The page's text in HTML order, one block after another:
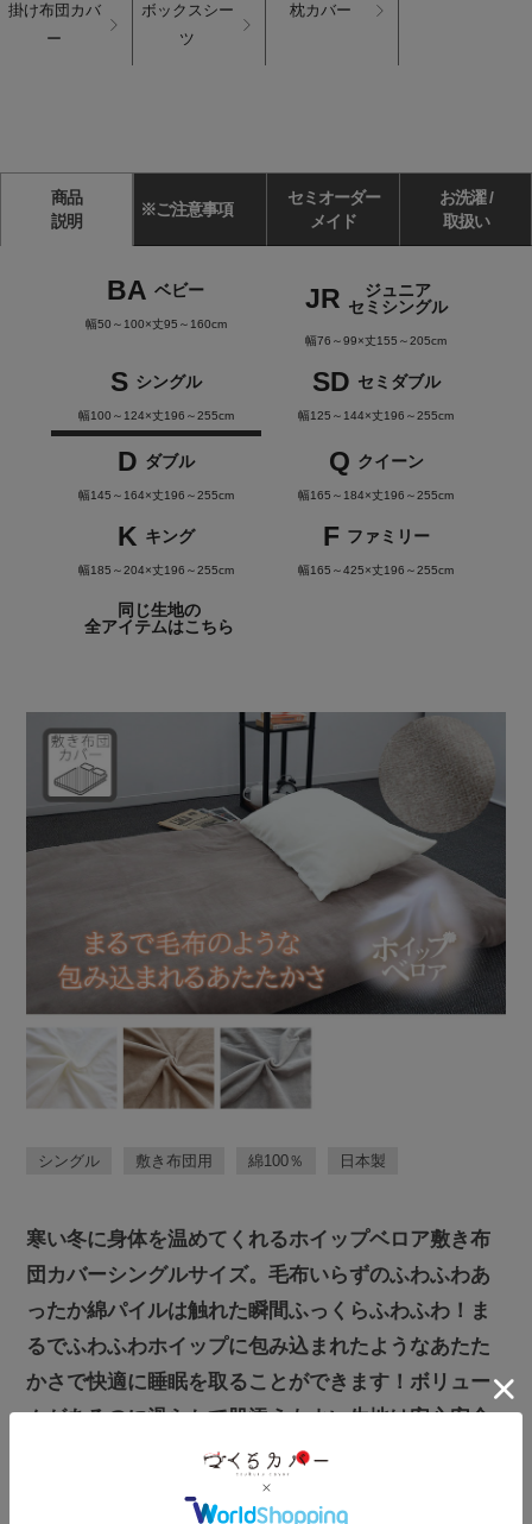
掛け布団カバ
ー
ボックスシー
ツ
枕カバー
商品
説明
※ご注意事項
セミオーダー
メイド
お洗濯 /
取扱い
BA ベビー
幅50～100×丈95～160cm
JR
ジュニア
セミシングル
幅76～99×丈155～205cm
S シングル
幅100～124×丈196～255cm
SD セミダブル
幅125～144×丈196～255cm
D ダブル
幅145～164×丈196～255cm
Q クイーン
幅165～184×丈196～255cm
K キング
幅185～204×丈196～255cm
F ファミリー
幅165～425×丈196～255cm
同じ生地の
全アイテムはこちら
シングル 敷き布団用 綿100％ 日本製
寒い冬に身体を温めてくれるホイップベロア敷き布
団カバーシングルサイズ。毛布いらずのふわふわあ
ったか綿パイルは触れた瞬間ふっくらふわふわ！ま
るでふわふわホイップに包み込まれたようなあたた
かさで快適に睡眠を取ることができます！ボリュー
ムがあるのに滑らかで肌添えもよい生地は安心安全